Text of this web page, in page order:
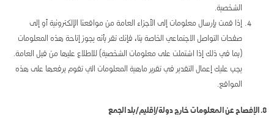
الشخصية.
إذا قمت بإرسال معلومات إلى الأجزاء العامة من مواقعنا الإلكترونية أو إلى
صفحات التواصل الاجتماعي الخاصة بنا، فإنك تقر بأنه يجوز إتاحة هذه المعلومات
(بما في ذلك إذا اشتملت على معلومات الشخصية) للاطلاع عليها من قبل العامة.
يجب عليك إعمال التقدير في تقرير ماهية المعلومات التي تقوم برفعها على هذه
المواقع.
8. الإفصاح عن المعلومات خارج دولة/إقليم/بلد الجمع